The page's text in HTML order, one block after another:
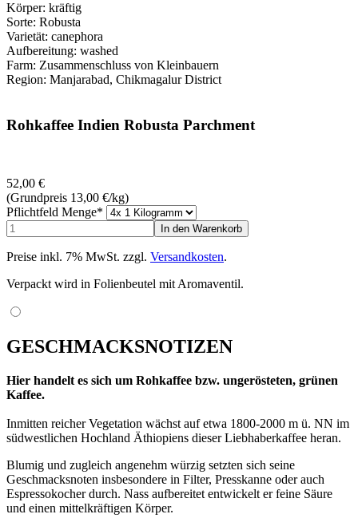
Körper: kräftig
Sorte: Robusta
Varietät: canephora
Aufbereitung: washed
Farm: Zusammenschluss von Kleinbauern
Region: Manjarabad, Chikmagalur District
Rohkaffee Indien Robusta Parchment
52,00 €
(Grundpreis 13,00 €/kg)
Pflichtfeld Menge*
Preise inkl. 7% MwSt. zzgl. Versandkosten.
Verpackt wird in Folienbeutel mit Aromaventil.
GESCHMACKSNOTIZEN
Hier handelt es sich um Rohkaffee bzw. ungerösteten, grünen
Kaffee.
Inmitten reicher Vegetation wächst auf etwa 1800-2000 m ü. NN im
südwestlichen Hochland Äthiopiens dieser Liebhaberkaffee heran.
Blumig und zugleich angenehm würzig setzten sich seine
Geschmacksnoten insbesondere in Filter, Presskanne oder auch
Espressokocher durch. Nass aufbereitet entwickelt er feine Säure
und einen mittelkräftigen Körper.